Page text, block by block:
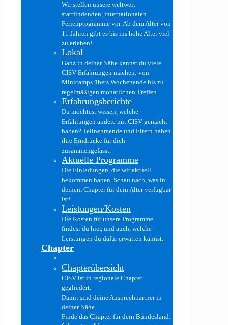
Wir stellen unsere weltweit
stattfindenden, internationalen
Ferienprogramme vor. Ab dem Alter von
11 Jahren gibt es bis ins hohe Alter viel
zu erleben!
Lokal
Ganz in deiner Nähe kannst du viele
CISV Erfahrungen machen: von
Minicamps übers Wochenende bis zu
regelmäßigen monatlichen Treffen.
Erfahrungsberichte
Du möchtest wissen, welche
Erfahrungen andere mit CISV gemacht
haben? Teilnehmende und Eltern haben
ihre Eindrücke für dich
zusammengefasst.
Aktuelle Programme
Die Einladungen, die wir aktuell
bekommen haben. Schau nach, was in
deinem Chapter für dein Alter verfügbar
ist!
Leistungen/Kosten
Die Kosten für unsere Programme
findest du hier, und auch, welche
Leistungen du dafür erwarten kannst.
Chapter
Chapterübersicht
CISV ist in regionale Chapter
gegliedert.
Damit sind deine Ansprechpartner in
deiner Nähe.
Finde das Chapter für dein Bundesland.